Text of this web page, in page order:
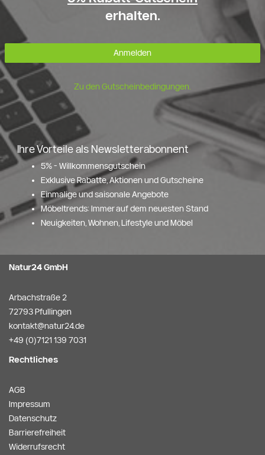
erhalten.
Anmelden
Zu den Gutscheinbedingungen.
Ihre Vorteile als Newsletterabonnent
5% - Willkommensgutschein
Exklusive Rabatte, Aktionen und Gutscheine
Einmalige und saisonale Angebote
Möbeltrends: Immer auf dem neuesten Stand
Neuigkeiten, Wohnen, Lifestyle und Möbel
Natur24 GmbH
Arbachstraße 2
72793 Pfullingen
kontakt@natur24.de
+49 (0)7121 139 7031
Rechtliches
AGB
Impressum
Datenschutz
Barrierefreiheit
Widerrufsrecht